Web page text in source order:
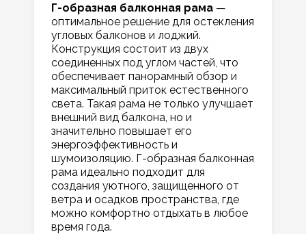
Г-образная балконная рама —
оптимальное решение для остекления
угловых балконов и лоджий.
Конструкция состоит из двух
соединенных под углом частей, что
обеспечивает панорамный обзор и
максимальный приток естественного
света. Такая рама не только улучшает
внешний вид балкона, но и
значительно повышает его
энергоэффективность и
шумоизоляцию. Г-образная балконная
рама идеально подходит для
создания уютного, защищенного от
ветра и осадков пространства, где
можно комфортно отдыхать в любое
время года.